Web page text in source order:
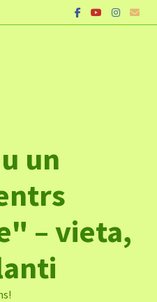
un
– vieta,